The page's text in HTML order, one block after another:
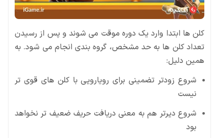
کلن ها ابتدا وارد یک دوره موقت می شوند و پس از رسیدن
تعداد کلن ها به حد مشخص، گروه بندی انجام می شود. به
همین دلیل:
شروع زودتر تضمینی برای رویارویی با کلن های قوی تر
نیست
شروع دیرتر هم به معنی دریافت حریف ضعیف تر نخواهد
بود